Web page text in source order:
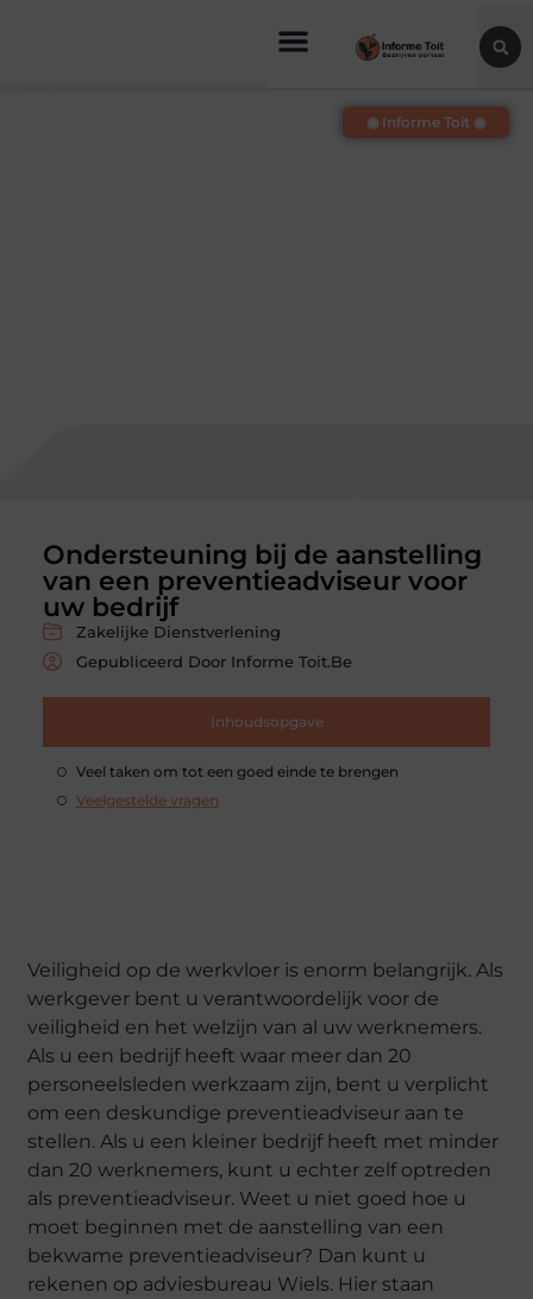
Ondersteuning bij de aanstelling
van een preventieadviseur voor
uw bedrijf
Zakelijke Dienstverlening
Gepubliceerd Door Informe Toit.be
Inhoudsopgave
Veel taken om tot een goed einde te brengen
Veelgestelde vragen
◉ Informe Toit ◉
Veiligheid op de werkvloer is enorm belangrijk. Als
werkgever bent u verantwoordelijk voor de
veiligheid en het welzijn van al uw werknemers.
Als u een bedrijf heeft waar meer dan 20
personeelsleden werkzaam zijn, bent u verplicht
om een deskundige preventieadviseur aan te
stellen. Als u een kleiner bedrijf heeft met minder
dan 20 werknemers, kunt u echter zelf optreden
als preventieadviseur. Weet u niet goed hoe u
moet beginnen met de aanstelling van een
bekwame preventieadviseur? Dan kunt u
rekenen op adviesbureau Wiels. Hier staan